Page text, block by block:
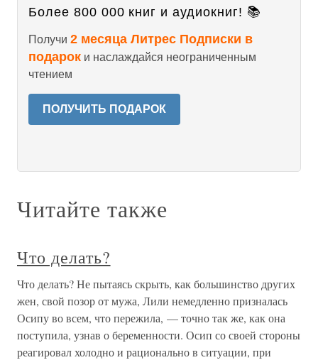
Более 800 000 книг и аудиокниг! 📚
Получи 2 месяца Литрес Подписки в
подарок и наслаждайся неограниченным
чтением
ПОЛУЧИТЬ ПОДАРОК
Читайте также
Что делать?
Что делать? Не пытаясь скрыть, как большинство других
жен, свой позор от мужа, Лили немедленно призналась
Осипу во всем, что пережила, — точно так же, как она
поступила, узнав о беременности. Осип со своей стороны
реагировал холодно и рационально в ситуации, при